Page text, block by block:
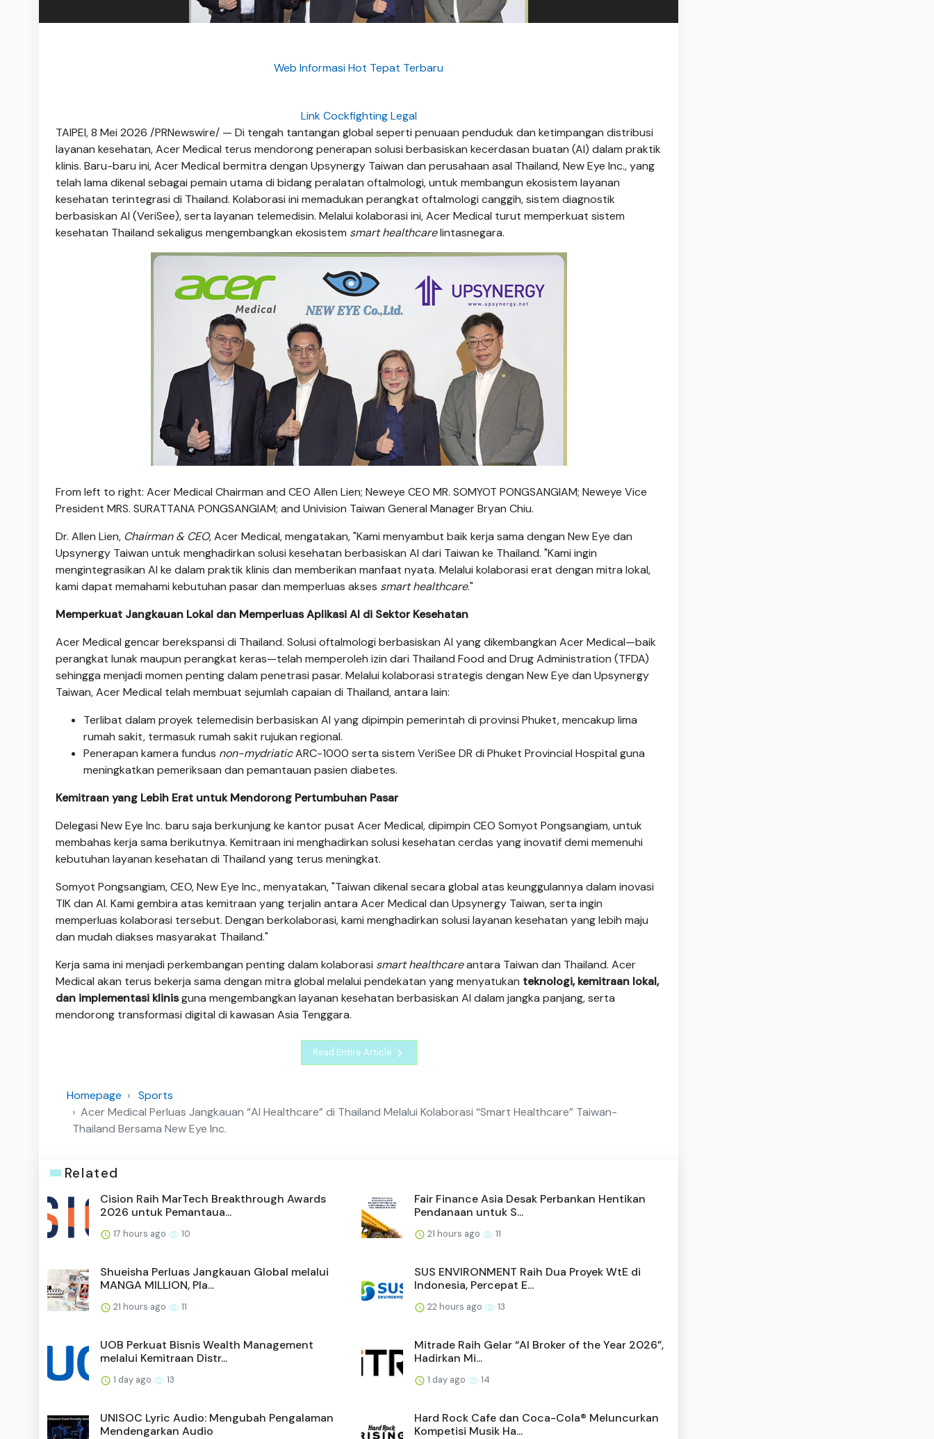
Web Informasi Hot Tepat Terbaru
Link Cockfighting Legal
TAIPEI, 8 Mei 2026 /PRNewswire/ — Di tengah tantangan global seperti penuaan penduduk dan ketimpangan distribusi
layanan kesehatan, Acer Medical terus mendorong penerapan solusi berbasiskan kecerdasan buatan (AI) dalam praktik
klinis. Baru-baru ini, Acer Medical bermitra dengan Upsynergy Taiwan dan perusahaan asal Thailand, New Eye Inc., yang
telah lama dikenal sebagai pemain utama di bidang peralatan oftalmologi, untuk membangun ekosistem layanan
kesehatan terintegrasi di Thailand. Kolaborasi ini memadukan perangkat oftalmologi canggih, sistem diagnostik
berbasiskan AI (VeriSee), serta layanan telemedisin. Melalui kolaborasi ini, Acer Medical turut memperkuat sistem
kesehatan Thailand sekaligus mengembangkan ekosistem smart healthcarelintasnegara.
From left to right: Acer Medical Chairman and CEO Allen Lien; Neweye CEO MR. SOMYOT PONGSANGIAM; Neweye Vice
President MRS. SURATTANA PONGSANGIAM; and Univision Taiwan General Manager Bryan Chiu.
Dr. Allen Lien, Chairman & CEO, Acer Medical, mengatakan, "Kami menyambut baik kerja sama dengan New Eye dan
Upsynergy Taiwan untuk menghadirkan solusi kesehatan berbasiskan AI dari Taiwan ke Thailand. "Kami ingin
mengintegrasikan AI ke dalam praktik klinis dan memberikan manfaat nyata. Melalui kolaborasi erat dengan mitra lokal,
kami dapat memahami kebutuhan pasar dan memperluas akses smart healthcare."
Memperkuat Jangkauan Lokal dan Memperluas Aplikasi AI di Sektor Kesehatan
Acer Medical gencar berekspansi di Thailand. Solusi oftalmologi berbasiskan AI yang dikembangkan Acer Medical—baik
perangkat lunak maupun perangkat keras—telah memperoleh izin dari Thailand Food and Drug Administration (TFDA)
sehingga menjadi momen penting dalam penetrasi pasar. Melalui kolaborasi strategis dengan New Eye dan Upsynergy
Taiwan, Acer Medical telah membuat sejumlah capaian di Thailand, antara lain:
Terlibat dalam proyek telemedisin berbasiskan AI yang dipimpin pemerintah di provinsi Phuket, mencakup lima
rumah sakit, termasuk rumah sakit rujukan regional.
Penerapan kamera fundus non-mydriaticARC-1000 serta sistem VeriSee DR di Phuket Provincial Hospital guna
meningkatkan pemeriksaan dan pemantauan pasien diabetes.
Kemitraan yang Lebih Erat untuk Mendorong Pertumbuhan Pasar
Delegasi New Eye Inc. baru saja berkunjung ke kantor pusat Acer Medical, dipimpin CEO Somyot Pongsangiam, untuk
membahas kerja sama berikutnya. Kemitraan ini menghadirkan solusi kesehatan cerdas yang inovatif demi memenuhi
kebutuhan layanan kesehatan di Thailand yang terus meningkat.
Somyot Pongsangiam, CEO, New Eye Inc., menyatakan, "Taiwan dikenal secara global atas keunggulannya dalam inovasi
TIK dan AI. Kami gembira atas kemitraan yang terjalin antara Acer Medical dan Upsynergy Taiwan, serta ingin
memperluas kolaborasi tersebut. Dengan berkolaborasi, kami menghadirkan solusi layanan kesehatan yang lebih maju
dan mudah diakses masyarakat Thailand."
Kerja sama ini menjadi perkembangan penting dalam kolaborasi smart healthcareantara Taiwan dan Thailand. Acer
Medical akan terus bekerja sama dengan mitra global melalui pendekatan yang menyatukan teknologi, kemitraan lokal,
dan implementasi klinisguna mengembangkan layanan kesehatan berbasiskan AI dalam jangka panjang, serta
mendorong transformasi digital di kawasan Asia Tenggara.
Read Entire Article
Homepage
Sports
Acer Medical Perluas Jangkauan “AI Healthcare” di Thailand Melalui Kolaborasi “Smart Healthcare” Taiwan-
Thailand Bersama New Eye Inc.
Related
Cision Raih MarTech Breakthrough Awards
2026 untuk Pemantaua...
17 hours ago 10
Fair Finance Asia Desak Perbankan Hentikan
Pendanaan untuk S...
21 hours ago 11
Shueisha Perluas Jangkauan Global melalui
MANGA MILLION, Pla...
21 hours ago 11
SUS ENVIRONMENT Raih Dua Proyek WtE di
Indonesia, Percepat E...
22 hours ago 13
UOB Perkuat Bisnis Wealth Management
melalui Kemitraan Distr...
1 day ago 13
Mitrade Raih Gelar “AI Broker of the Year 2026”,
Hadirkan Mi...
1 day ago 14
UNISOC Lyric Audio: Mengubah Pengalaman
Mendengarkan Audio
Hard Rock Cafe dan Coca-Cola® Meluncurkan
Kompetisi Musik Ha...